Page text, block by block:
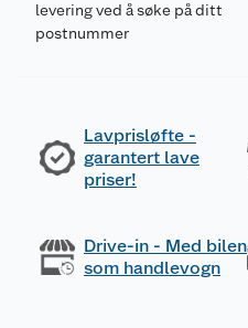
levering ved å søke på ditt
postnummer
Lavprisløfte -
garantert lave
priser!
Drive-in - Med bilen
som handlevogn